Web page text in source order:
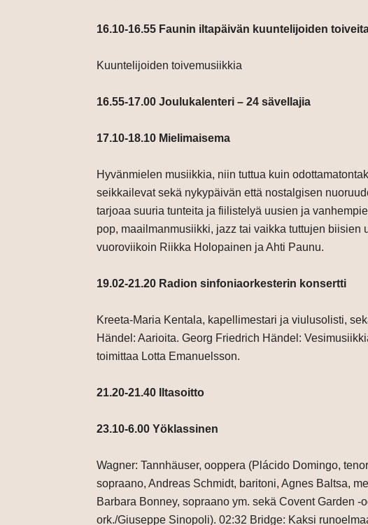
16.10-16.55 Faunin iltapäivän kuuntelijoiden
Kuuntelijoiden toivemusiikkia
16.55-17.00 Joulukalenteri – 24 sävellajia
17.10-18.10 Mielimaisema
Hyvänmielen musiikkia, niin tuttua kuin
seikkailevat sekä nykypäivän että nostalgisen
tarjoaa suuria tunteita ja fiilistelyä uusien ja
pop, maailmanmusiikki, jazz tai vaikka tuttujen biisien
vuoroviikoin Riikka Holopainen ja Ahti Paunu.
19.02-21.20 Radion sinfoniaorkesterin konsertti
Kreeta-Maria Kentala, kapellimestari ja viulusolisti,
Händel: Aarioita. Georg Friedrich Händel:
toimittaa Lotta Emanuelsson.
21.20-21.40 Iltasoitto
23.10-6.00 Yöklassinen
Wagner: Tannhäuser, ooppera (Plácido Domingo,
sopraano, Andreas Schmidt, baritoni, Agnes Baltsa,
Barbara Bonney, sopraano ym. sekä Covent Garden
ork./Giuseppe Sinopoli). 02:32 Bridge: Kaksi